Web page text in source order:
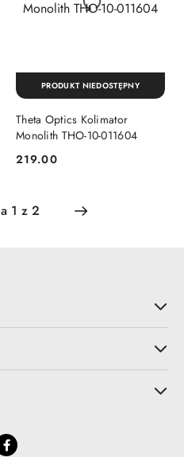
Theta Optics Kolimator
Monolith THO-10-011604
Cena:
219.00
PRODUKT NIEDOSTĘPNY